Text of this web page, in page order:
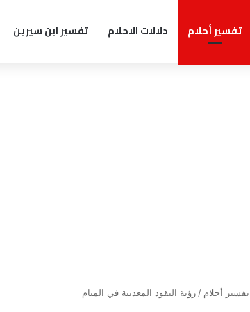
تفسير أحلام دلالات الاحلام تفسير ابن سيرين
تفسير أحلام / رؤية النقود المعدنية في المنام